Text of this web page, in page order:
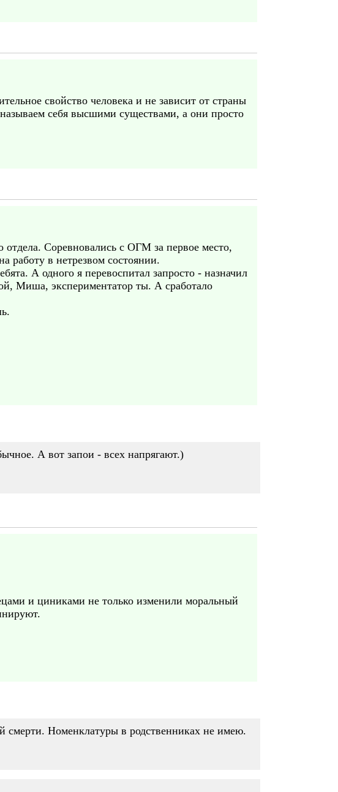
свойство человека и не зависит от страны
себя высшими существами, а они просто
Соревновались с ОГМ за первое место,
работу в нетрезвом состоянии.
А одного я перевоспитал запросто - назначил
Миша, экспериментатор ты. А сработало
А вот запои - всех напрягают.)
и циниками не только изменили моральный
смерти. Номенклатуры в родственниках не имею.